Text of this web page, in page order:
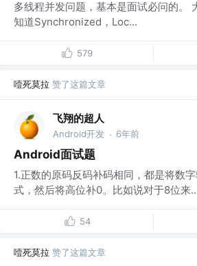
多线程并发问题，基本是面试必问的。
知道Synchronized，Loc...
579
噎死莫拉 赞了这篇文章
飞翔的超人
Android开发 · 6年前
Android面试题
1.正数的原码反码补码相同，都是将数
式，然后将高位补0。比如说对于8位来
54
噎死莫拉 赞了这篇文章